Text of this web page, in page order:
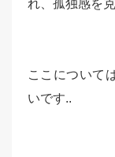
れ、孤独感を
ここについて
いです..